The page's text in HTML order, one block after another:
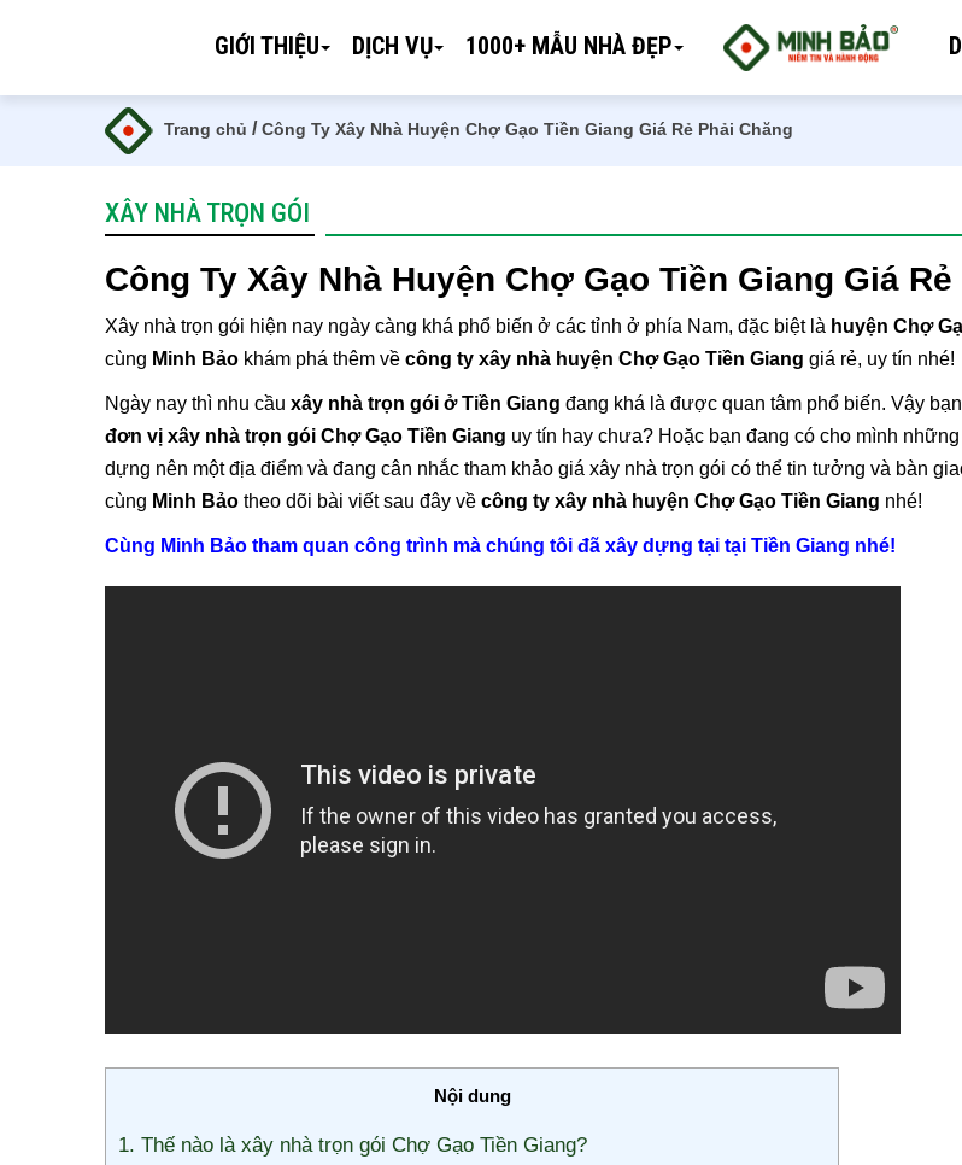
GIỚI THIỆU DỊCH VỤ 1000+ MẪU NHÀ ĐẸP
Trang chủ /Công Ty Xây Nhà Huyện Chợ Gạo Tiền Giang Giá Rẻ Phải Chăng
XÂY NHÀ TRỌN GÓI
Công Ty Xây Nhà Huyện Chợ Gạo Tiền Giang Giá
Xây nhà trọn gói hiện nay ngày càng khá phổ biến ở các tỉnh ở phía Nam, đặc biệt là huyện Chợ
cùng Minh Bảo khám phá thêm về công ty xây nhà huyện Chợ Gạo Tiền Giang giá rẻ, uy tín nhé!
Ngày nay thì nhu cầu xây nhà trọn gói ở Tiền Giang đang khá là được quan tâm phổ biến. Vậy
đơn vị xây nhà trọn gói Chợ Gạo Tiền Giang uy tín hay chưa? Hoặc bạn đang có cho mình
dựng nên một địa điểm và đang cân nhắc tham khảo giá xây nhà trọn gói có thể tin tưởng và bàn
cùng Minh Bảo theo dõi bài viết sau đây về công ty xây nhà huyện Chợ Gạo Tiền Giang nhé!
Cùng Minh Bảo tham quan công trình mà chúng tôi đã xây dựng tại tại Tiền Giang nhé!
Nội dung
1. Thế nào là xây nhà trọn gói Chợ Gạo Tiền Giang?